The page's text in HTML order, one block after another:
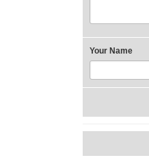
Your Name